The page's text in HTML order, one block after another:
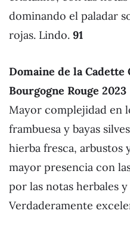
dominando el paladar
rojas. Lindo. 91
Domaine de la Cadette
Bourgogne Rouge 2023
Mayor complejidad en
frambuesa y bayas
hierba fresca, arbustos
mayor presencia con
por las notas herbales
Verdaderamente